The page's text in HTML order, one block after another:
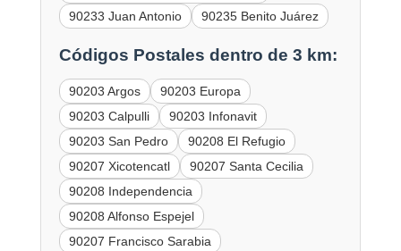
90233 Juan Antonio
90235 Benito Juárez
Códigos Postales dentro de 3 km:
90203 Argos
90203 Europa
90203 Calpulli
90203 Infonavit
90203 San Pedro
90208 El Refugio
90207 Xicotencatl
90207 Santa Cecilia
90208 Independencia
90208 Alfonso Espejel
90207 Francisco Sarabia